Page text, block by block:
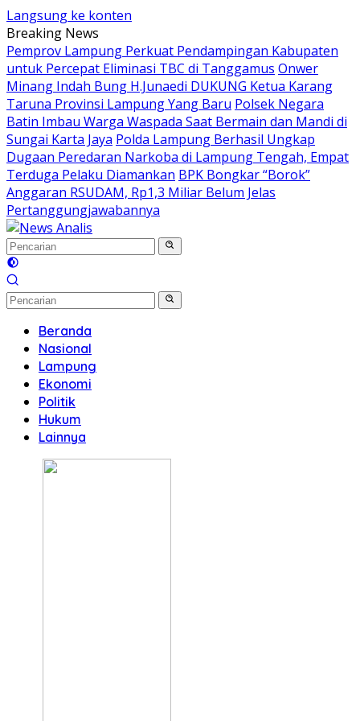
Langsung ke konten
Breaking News
Pemprov Lampung Perkuat Pendampingan Kabupaten
untuk Percepat Eliminasi TBC di Tanggamus Onwer
Minang Indah Bung H.Junaedi DUKUNG Ketua Karang
Taruna Provinsi Lampung Yang Baru Polsek Negara
Batin Imbau Warga Waspada Saat Bermain dan Mandi di
Sungai Karta Jaya Polda Lampung Berhasil Ungkap
Dugaan Peredaran Narkoba di Lampung Tengah, Empat
Terduga Pelaku Diamankan BPK Bongkar “Borok”
Anggaran RSUDAM, Rp1,3 Miliar Belum Jelas
Pertanggungjawabannya
Beranda
Nasional
Lampung
Ekonomi
Politik
Hukum
Lainnya